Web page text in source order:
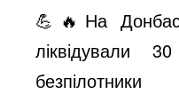
💪🔥На Донбасі
ліквідували
безпілотники